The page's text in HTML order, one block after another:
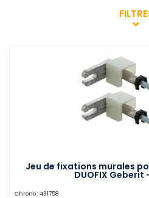
Jeu de fixations murales
DUOFIX Geberit -
Chrono : 431758